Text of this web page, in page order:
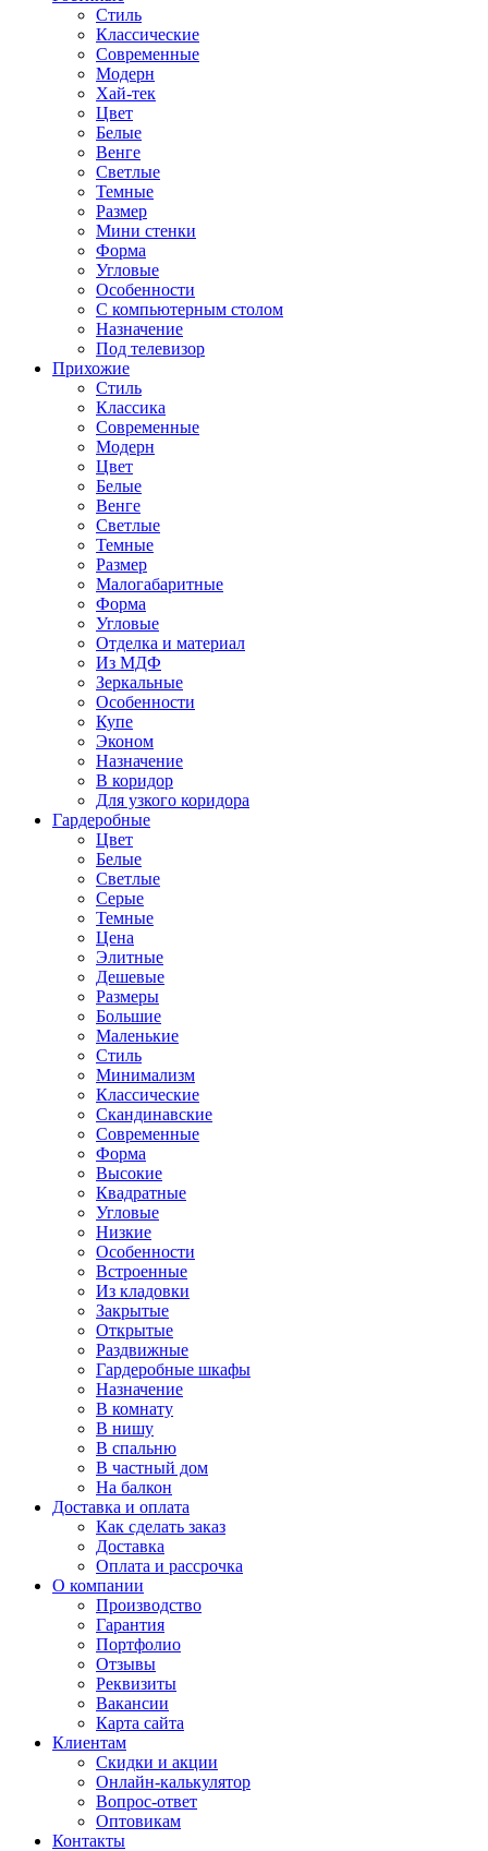
Стиль
Классические
Современные
Модерн
Хай-тек
Цвет
Белые
Венге
Светлые
Темные
Размер
Мини стенки
Форма
Угловые
Особенности
С компьютерным столом
Назначение
Под телевизор
Прихожие
Стиль
Классика
Современные
Модерн
Цвет
Белые
Венге
Светлые
Темные
Размер
Малогабаритные
Форма
Угловые
Отделка и материал
Из МДФ
Зеркальные
Особенности
Купе
Эконом
Назначение
В коридор
Для узкого коридора
Гардеробные
Цвет
Белые
Светлые
Серые
Темные
Цена
Элитные
Дешевые
Размеры
Большие
Маленькие
Стиль
Минимализм
Классические
Скандинавские
Современные
Форма
Высокие
Квадратные
Угловые
Низкие
Особенности
Встроенные
Из кладовки
Закрытые
Открытые
Раздвижные
Гардеробные шкафы
Назначение
В комнату
В нишу
В спальню
В частный дом
На балкон
Доставка и оплата
Как сделать заказ
Доставка
Оплата и рассрочка
О компании
Производство
Гарантия
Портфолио
Отзывы
Реквизиты
Вакансии
Карта сайта
Клиентам
Скидки и акции
Онлайн-калькулятор
Вопрос-ответ
Оптовикам
Контакты